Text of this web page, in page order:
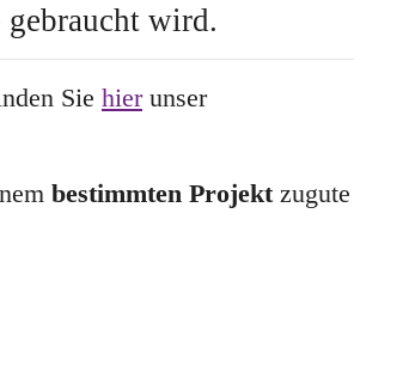
wird.
Sie hierunser
bestimmten Projektzugute